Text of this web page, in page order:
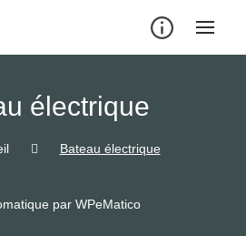
électrique
Bateau électrique
par WPeMatico